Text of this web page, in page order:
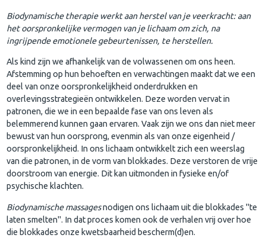
Biodynamische therapie werkt aan herstel van je veerkracht: aan
het oorspronkelijke vermogen van je lichaam om zich, na
ingrijpende emotionele gebeurtenissen, te herstellen.
Als kind zijn we afhankelijk van de volwassenen om ons heen.
Afstemming op hun behoeften en verwachtingen maakt dat we een
deel van onze oorspronkelijkheid onderdrukken en
overlevingsstrategieën ontwikkelen. Deze worden vervat in
patronen, die we in een bepaalde fase van ons leven als
belemmerend kunnen gaan ervaren. Vaak zijn we ons dan niet meer
bewust van hun oorsprong, evenmin als van onze eigenheid /
oorspronkelijkheid. In ons lichaam ontwikkelt zich een weerslag
van die patronen, in de vorm van blokkades. Deze verstoren de vrije
doorstroom van energie. Dit kan uitmonden in fysieke en/of
psychische klachten.
Biodynamische massagesnodigen ons lichaam uit die blokkades "te
laten smelten". In dat proces komen ook de verhalen vrij over hoe
die blokkades onze kwetsbaarheid bescherm(d)en.